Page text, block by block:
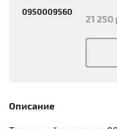
0950009560
21 250
Описание